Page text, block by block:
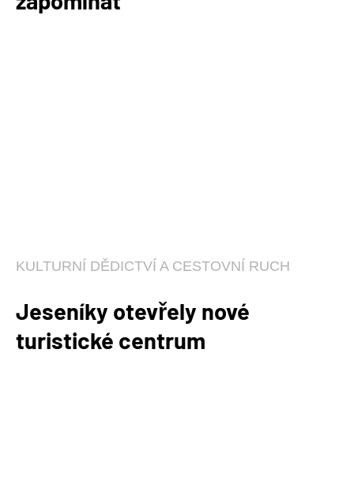
KULTURNÍ DĚDICTVÍ A CESTOVNÍ RUCH
Jeseníky otevřely nové
turistické centrum